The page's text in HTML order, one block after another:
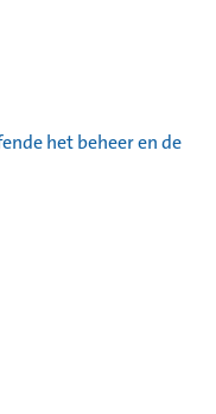
het beheer en de